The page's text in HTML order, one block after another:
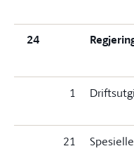
24
1
21